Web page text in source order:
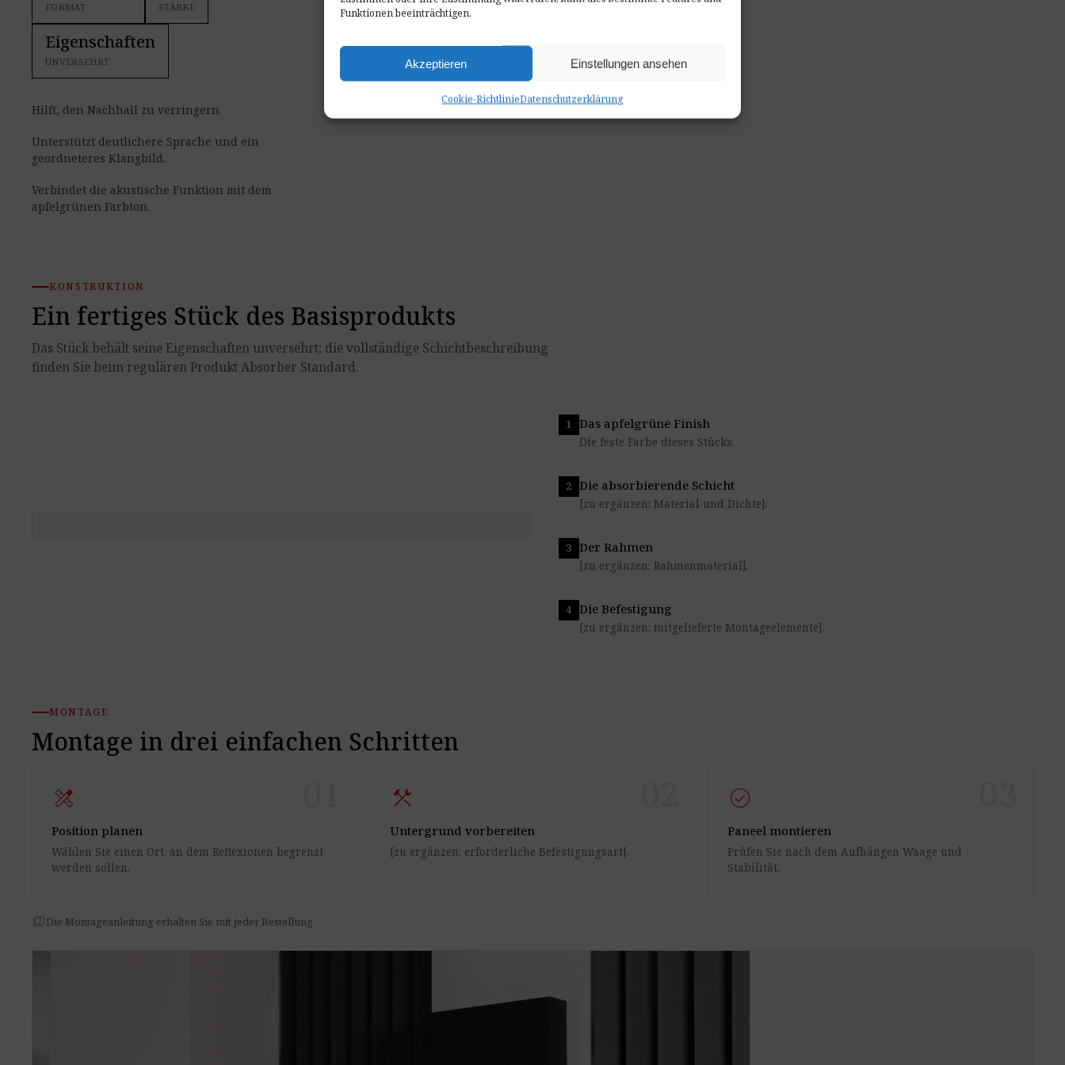
Funktionen beeinträchtigen.
Akzeptieren Einstellungen ansehen
Cookie-RichtlinieDatenschutzerklärung
FORMAT STÄRKE
Eigenschaften
UNVERSEHRT
Hilft, den Nachhall zu verringern.
Unterstützt deutlichere Sprache und ein
geordneteres Klangbild.
Verbindet die akustische Funktion mit dem
apfelgrünen Farbton.
KONSTRUKTION
Ein fertiges Stück des Basisprodukts
Das Stück behält seine Eigenschaften unversehrt; die vollständige Schichtbeschreibung
finden Sie beim regulären Produkt Absorber Standard.
Das apfelgrüne Finish
Die feste Farbe dieses Stücks.
Die absorbierende Schicht
[zu ergänzen: Material und Dichte].
Der Rahmen
[zu ergänzen: Rahmenmaterial].
Die Befestigung
[zu ergänzen: mitgelieferte Montageelemente].
MONTAGE
Montage in drei einfachen Schritten
design_services
Position planen
Wählen Sie einen Ort, an dem Reflexionen begrenzt
werden sollen.
construction
Untergrund vorbereiten
[zu ergänzen: erforderliche Befestigungsart].
check_circle
Paneel montieren
Prüfen Sie nach dem Aufhängen Waage und
Stabilität.
quiz Die Montageanleitung erhalten Sie mit jeder Bestellung